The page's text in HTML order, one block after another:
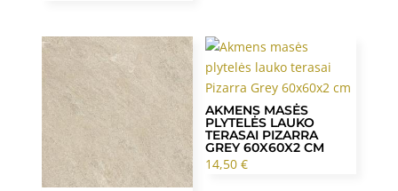
AKMENS MASĖS
PLYTELĖS LAUKO
TERASAI PIZARRA
GREY 60X60X2 CM
14,50€